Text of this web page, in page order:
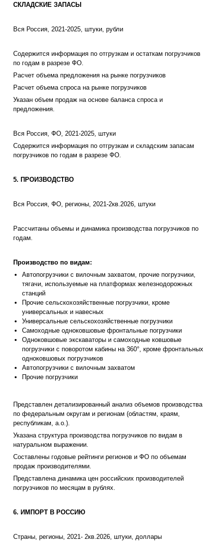
СКЛАДСКИЕ ЗАПАСЫ
Вся Россия, 2021-2025, штуки, рубли
Содержится информация по отгрузкам и остаткам погрузчиков
по годам в разрезе ФО.
Расчет объема предложения на рынке погрузчиков
Расчет объема спроса на рынке погрузчиков
Указан объем продаж на основе баланса спроса и
предложения.
Вся Россия, ФО, 2021-2025, штуки
Содержится информация по отгрузкам и складским запасам
погрузчиков по годам в разрезе ФО.
5. ПРОИЗВОДСТВО
Вся Россия, ФО, регионы, 2021-2кв.2026, штуки
Рассчитаны объемы и динамика производства погрузчиков по
годам.
Производство по видам:
Автопогрузчики с вилочным захватом, прочие погрузчики,
тягачи, используемые на платформах железнодорожных
станций
Прочие сельскохозяйственные погрузчики, кроме
универсальных и навесных
Универсальные сельскохозяйственные погрузчики
Самоходные одноковшовые фронтальные погрузчики
Одноковшовые экскаваторы и самоходные ковшовые
погрузчики с поворотом кабины на 360°, кроме фронтальных
одноковшовых погрузчиков
Автопогрузчики с вилочным захватом
Прочие погрузчики
Представлен детализированный анализ объемов производства
по федеральным округам и регионам (областям, краям,
республикам, а.о.).
Указана структура производства погрузчиков по видам в
натуральном выражении.
Составлены годовые рейтинги регионов и ФО по объемам
продаж производителями.
Представлена динамика цен российских производителей
погрузчиков по месяцам в рублях.
6. ИМПОРТ В РОССИЮ
Страны, регионы, 2021- 2кв.2026, штуки, доллары